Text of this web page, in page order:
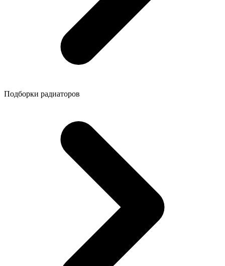
Подборки радиаторов